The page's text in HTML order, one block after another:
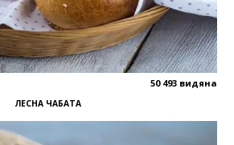
50 493 видяна
ЛЕСНА ЧАБАТА